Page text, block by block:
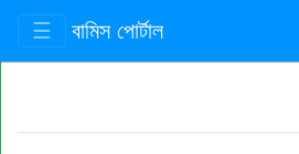
☰ বামিস পোর্টাল